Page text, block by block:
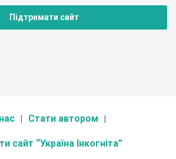
Підтримати сайт
Стати автором
сайт “Україна Інкогніта”